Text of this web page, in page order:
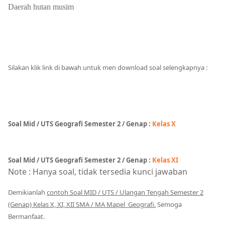
Daerah hutan musim
Silakan klik link di bawah untuk men download soal selengkapnya :
Soal Mid / UTS Geografi Semester 2 / Genap : Kelas X
Soal Mid / UTS Geografi Semester2 / Genap : Kelas XI
Note : Hanya soal, tidak tersedia kunci jawaban
Demikianlah contoh Soal MID / UTS / Ulangan Tengah Semester 2
(Genap) Kelas X, XI, XII SMA / MA Mapel Geografi.Semoga
Bermanfaat.